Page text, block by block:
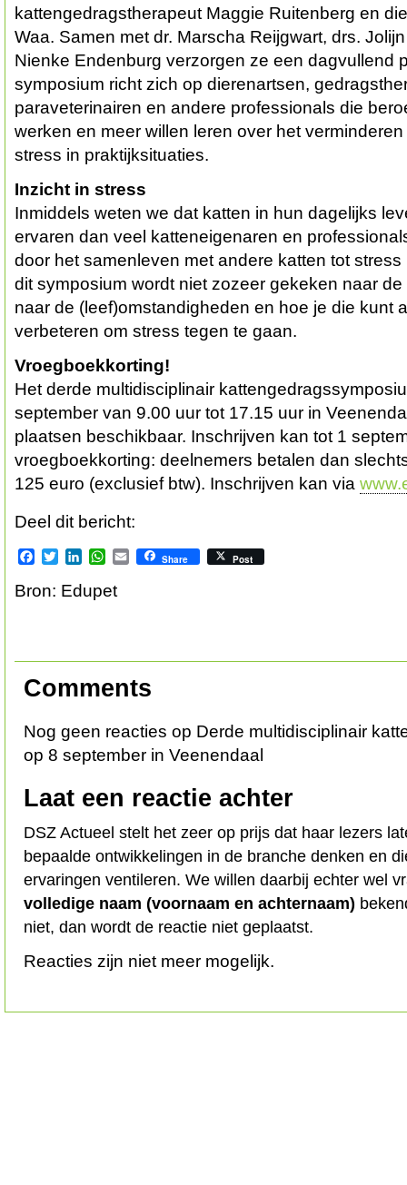
kattengedragstherapeut Maggie Ruitenberg en
Waa. Samen met dr. Marscha Reijgwart, drs.
Nienke Endenburg verzorgen ze een dagvullend
symposium richt zich op dierenartsen,
paraveterinairen en andere professionals die
werken en meer willen leren over het
stress in praktijksituaties.
Inzicht in stress
Inmiddels weten we dat katten in hun dagelijks
ervaren dan veel katteneigenaren en
door het samenleven met andere katten tot
dit symposium wordt niet zozeer gekeken naar
naar de (leef)omstandigheden en hoe je die kunt
verbeteren om stress tegen te gaan.
Vroegboekkorting!
Het derde multidisciplinair
september van 9.00 uur tot 17.15 uur in
plaatsen beschikbaar. Inschrijven kan tot 1
vroegboekkorting: deelnemers betalen dan
125 euro (exclusief btw). Inschrijven kan via
Deel dit bericht:
Facebook
TwitterLinkedInWhatsApp
EmailShare Post
Bron: Edupet
Comments
Nog geen reacties op Derde multidisciplinair
op 8 september in Veenendaal
Laat een reactie achter
DSZ Actueel stelt het zeer op prijs dat haar lezers
bepaalde ontwikkelingen in de branche denken en
ervaringen ventileren. We willen daarbij echter wel
volledige naam (voornaam en achternaam)
niet, dan wordt de reactie niet geplaatst.
Reacties zijn niet meer mogelijk.